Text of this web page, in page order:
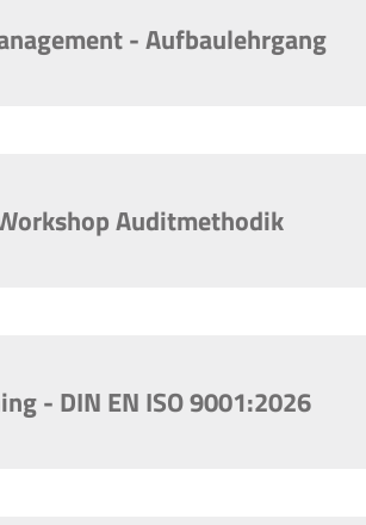
- Aufbaulehrgang
Auditmethodik
- DIN EN ISO 9001:2026